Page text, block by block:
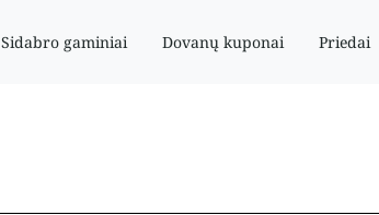
Sidabro gaminiai Dovanų kuponai Priedai